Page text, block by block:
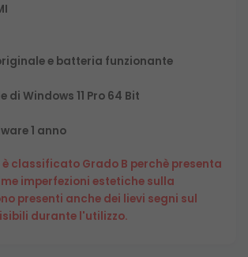
e batteria funzionante
di Windows 11 Pro 64 Bit
1 anno
è classificato Grado B perchè presenta
imperfezioni estetiche sulla
presenti anche dei lievi segni sul
durante l'utilizzo.